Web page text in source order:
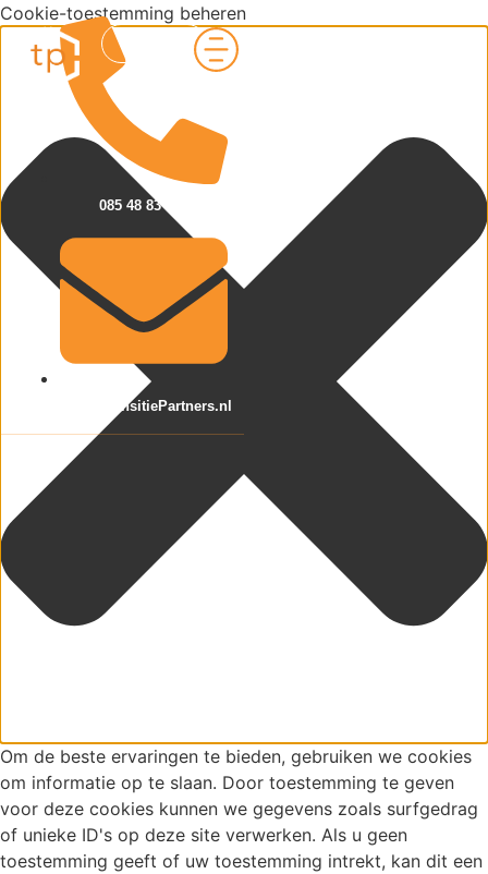
Cookie-toestemming beheren
Om de beste ervaringen te bieden, gebruiken we cookies
om informatie op te slaan. Door toestemming te geven
voor deze cookies kunnen we gegevens zoals surfgedrag
of unieke ID's op deze site verwerken. Als u geen
toestemming geeft of uw toestemming intrekt, kan dit een
085 48 83 584
Info@TransitiePartners.nl